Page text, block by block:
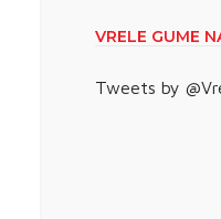
VRELE GUME
Tweets by